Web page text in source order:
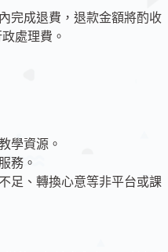
完成退費，退款金額將酌收
處理費。
學資源。
務。
足、轉換心意等非平台或課